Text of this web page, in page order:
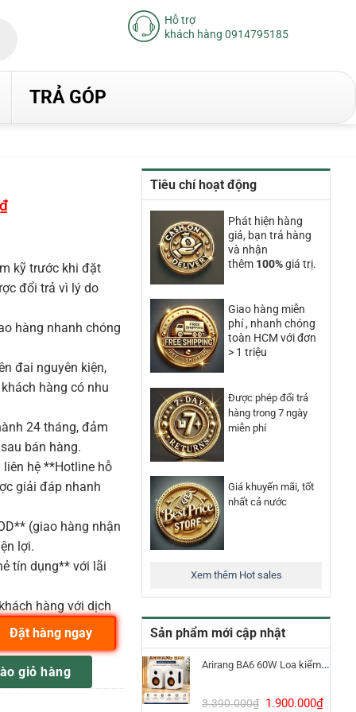
Hỗ trợ
khách hàng 0914795185
TRẢ GÓP
Tiêu chí hoạt động
Phát hiện hàng
giả, bạn trả hàng
và nhận
thêm 100%giá trị.
Giao hàng miễn
phí , nhanh chóng
toàn HCM với đơn
> 1 triệu
Được phép đổi trả
hàng trong 7 ngày
miễn phí
Giá khuyến mãi, tốt
nhất cả nước
Xem thêm Hot sales
Sản phẩm mới cập nhật
Arirang BA6 60W Loa kiểm âm Bluetooth 5.3
3.390.000₫ Giá
1.900.000₫Giá
₫Giá
kỹ trước khi đặt
đổi trả vì lý do
hàng nhanh chóng
đai nguyên kiện,
hàng có nhu
24 tháng, đảm
bán hàng.
hệ **Hotline hỗ
giải đáp nhanh
(giao hàng nhận
lợi.
tín dụng** với lãi
hàng với dịch
giỏ hàng
Đặt hàng ngay